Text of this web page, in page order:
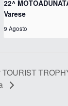
22^
Varese
9 Agosto